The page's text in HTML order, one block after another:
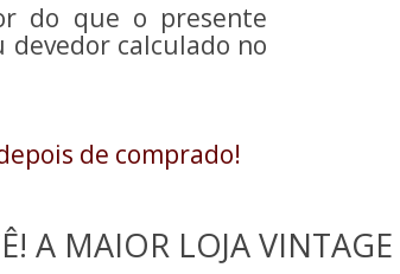
do que o presente
devedor calculado no
de comprado!
A MAIOR LOJA